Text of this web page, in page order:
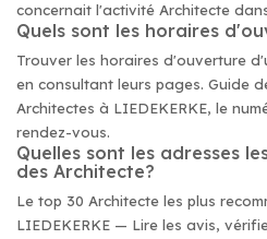
concernait l'activité Architecte
Quels sont les horaires
Trouver les horaires d'ouverture
en consultant leurs pages. Guide
Architectes à LIEDEKERKE, le
rendez-vous.
Quelles sont les adresses
des Architecte?
Le top 30 Architecte les plus
LIEDEKERKE — Lire les avis,